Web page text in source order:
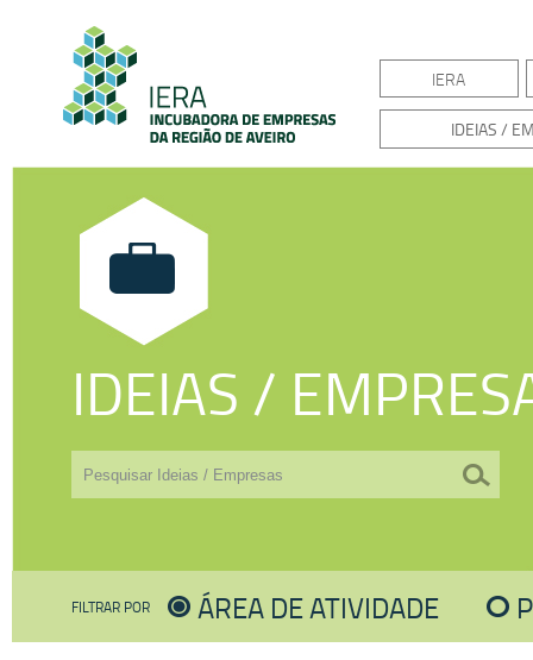
IERA
IDEIAS /
IDEIAS /
FILTRAR POR ÁREA DE ATIVIDADE